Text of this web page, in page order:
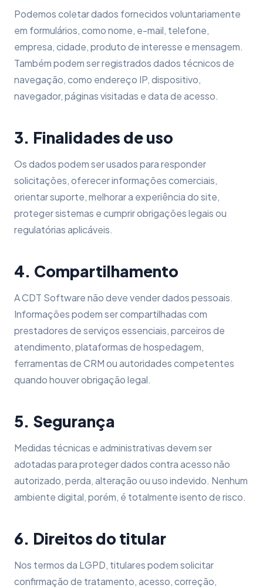
Podemos coletar dados fornecidos voluntariamente
em formulários, como nome, e-mail, telefone,
empresa, cidade, produto de interesse e mensagem.
Também podem ser registrados dados técnicos de
navegação, como endereço IP, dispositivo,
navegador, páginas visitadas e data de acesso.
3. Finalidades de uso
Os dados podem ser usados para responder
solicitações, oferecer informações comerciais,
orientar suporte, melhorar a experiência do site,
proteger sistemas e cumprir obrigações legais ou
regulatórias aplicáveis.
4. Compartilhamento
A CDT Software não deve vender dados pessoais.
Informações podem ser compartilhadas com
prestadores de serviços essenciais, parceiros de
atendimento, plataformas de hospedagem,
ferramentas de CRM ou autoridades competentes
quando houver obrigação legal.
5. Segurança
Medidas técnicas e administrativas devem ser
adotadas para proteger dados contra acesso não
autorizado, perda, alteração ou uso indevido. Nenhum
ambiente digital, porém, é totalmente isento de risco.
6. Direitos do titular
Nos termos da LGPD, titulares podem solicitar
confirmação de tratamento, acesso, correção,